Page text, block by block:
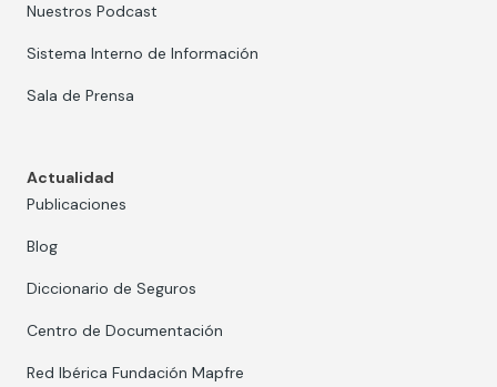
Nuestros Podcast
Sistema Interno de Información
Sala de Prensa
Actualidad
Publicaciones
Blog
Diccionario de Seguros
Centro de Documentación
Red Ibérica Fundación Mapfre